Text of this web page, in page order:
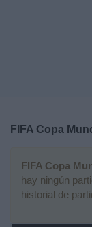
FIFA Copa
FIFA Copa
hay ningún
historial de
Noticias
Widget